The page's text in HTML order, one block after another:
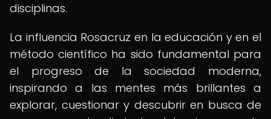
disciplinas.
La influencia Rosacruz en la educación y en el
método científico ha sido fundamental para
el progreso de la sociedad moderna,
inspirando a las mentes más brillantes a
explorar, cuestionar y descubrir en busca de